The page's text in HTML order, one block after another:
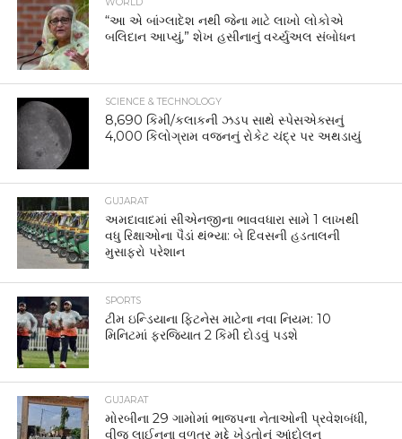
“આ એ બાંગ્લાદેશ નથી જેના માટે લાખો લોકોએ
બલિદાન આપ્યું,” શેખ હસીનાનું વર્ચ્યુઅલ સંબોધન
SCIENCE & TECHNOLOGY
8,690 કિમી/કલાકની ઝડપ સાથે સ્પેસએક્સનું
4,000 કિલોગ્રામ વજનનું રોકેટ ચંદ્ર પર અથડાયું
GUJARAT
અમદાવાદમાં સીએનજીના ભાવવધારા સામે 1 લાખથી
વધુ રિક્ષાઓના પૈડાં થંભ્યા: બે દિવસની હડતાલની
મુસાફરો પરેશાન
SPORTS
ટીમ ઇન્ડિયાના ફિટનેસ માટેના નવા નિયમ: 10
મિનિટમાં ફરજિયાત 2 કિમી દોડવું પડશે
GUJARAT
મોરબીના 29 ગામોમાં ભાજપના નેતાઓની પ્રવેશબંધી,
વીજ લાઈનના વળતર મુદ્દે ખેડૂતોનું આંદોલન